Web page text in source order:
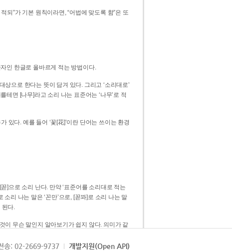
되”가 기본 원칙이라면, “어법에 맞도록 함”은 또
인 한글로 올바르게 적는 방법이다.
상으로 한다는 뜻이 담겨 있다. 그리고 ‘소리대로’
있다. 예를 들어 ‘꽃[花]’이란 단어는 쓰이는 환경
[꼳]으로 소리 난다. 만약 ‘표준어를 소리대로 적는
된다.
이 무슨 말인지 알아보기가 쉽지 않다. 의미가 같
송: 02-2669-9737 개발지원(Open API)